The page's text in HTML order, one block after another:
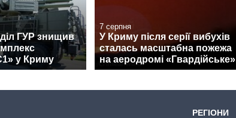
ГУР знищив
у Криму
7 серпня
У Криму після серії вибухів
сталась масштабна пожежа
на аеродромі «Гвардійське»
РЕГІОНИ